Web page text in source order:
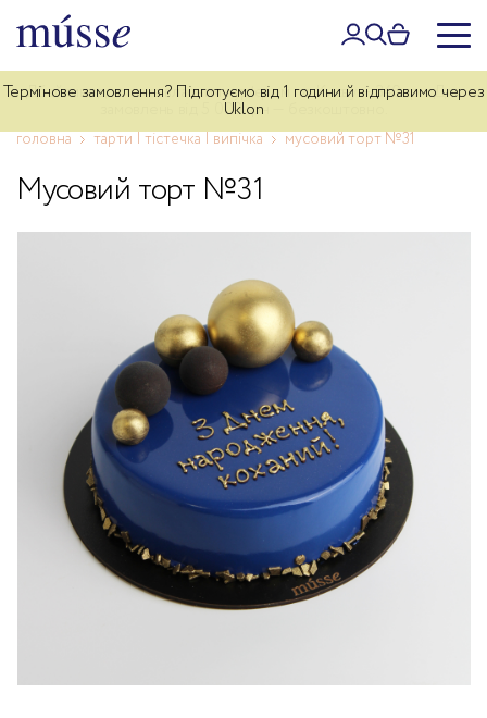
Дбайлива доставка власним курʼєром по Києву — 340 грн. Для
замовлень від 5 000 грн — безкоштовно.
Термінове замовлення? Підготуємо від 1 години й відправимо через
Uklon
головна тарти | тістечка | випічка мусовий торт №31
Мусовий торт №31